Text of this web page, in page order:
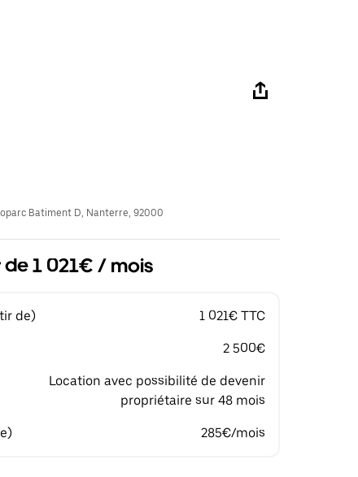
Batiment D, Nanterre, 92000
de 1 021€ / mois
de) 1 021€ TTC
2 500€
Location avec possibilité de devenir
propriétaire sur 48 mois
285€/mois